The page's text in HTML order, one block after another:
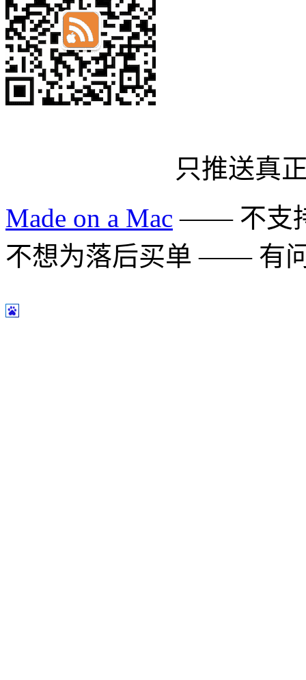
只推送真
Made on a Mac —— 不支
不想为落后买单 —— 有